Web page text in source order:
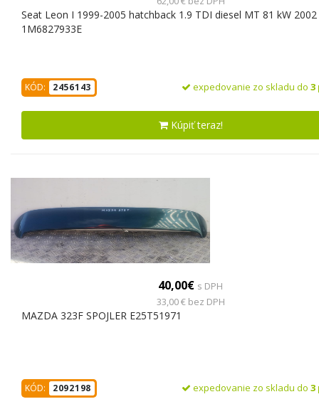
Seat Leon I 1999-2005 hatchback 1.9 TDI diesel MT 81 kW
1M6827933E
KÓD: 2456143 expedovanie zo skladu do 3
Kúpiť teraz!
40,00€ s DPH
33,00 € bez DPH
MAZDA 323F SPOJLER E25T51971
KÓD: 2092198 expedovanie zo skladu do 3